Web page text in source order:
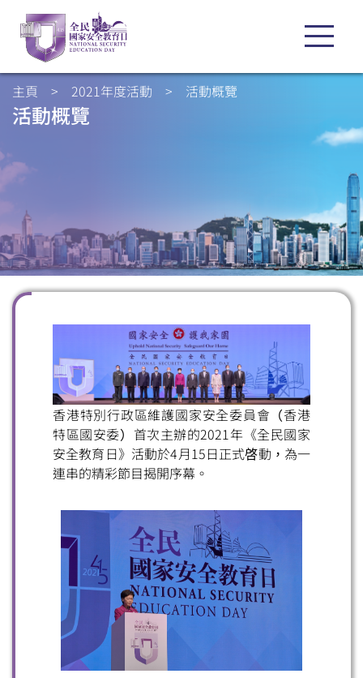
主頁 > 2021年度活動 > 活動概覽
活動概覽
香港特別行政區維護國家安全委員會（香港
特區國安委）首次主辦的2021年《全民國家
安全教育日》活動於4月15日正式啓動，為一
連串的精彩節目揭開序幕。